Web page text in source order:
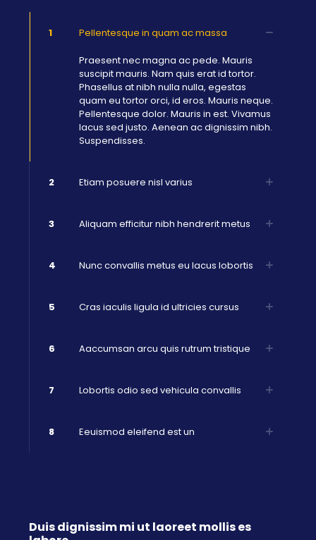
1 Pellentesque in quam ac massa
Praesent nec magna ac pede. Mauris
suscipit mauris. Nam quis erat id tortor.
Phasellus at nibh nulla nulla, egestas
quam eu tortor orci, id eros. Mauris neque.
Pellentesque dolor. Mauris in est. Vivamus
lacus sed justo. Aenean ac dignissim nibh.
Suspendisses.
2 Etiam posuere nisl varius
3 Aliquam efficitur nibh hendrerit metus
4 Nunc convallis metus eu lacus lobortis
5 Cras iaculis ligula id ultricies cursus
6 Aaccumsan arcu quis rutrum tristique
7 Lobortis odio sed vehicula convallis
8 Eeuismod eleifend est un
Duis dignissim mi ut laoreet mollis es